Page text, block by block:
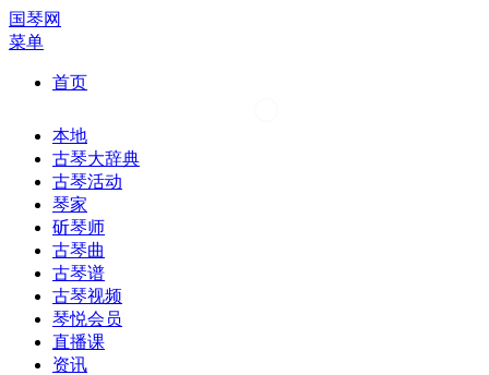
国琴网
菜单
首页
本地
古琴大辞典
古琴活动
琴家
斫琴师
古琴曲
古琴谱
古琴视频
琴悦会员
直播课
资讯